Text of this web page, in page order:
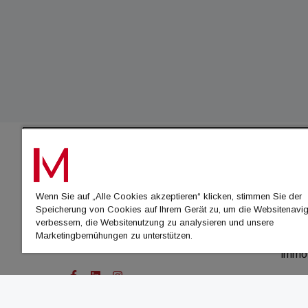
Wenn Sie auf „Alle Cookies akzeptieren“ klicken, stimmen Sie der
Speicherung von Cookies auf Ihrem Gerät zu, um die
verbessern, die Websitenutzung zu analysieren und unsere
Marketingbemühungen zu unterstützen.